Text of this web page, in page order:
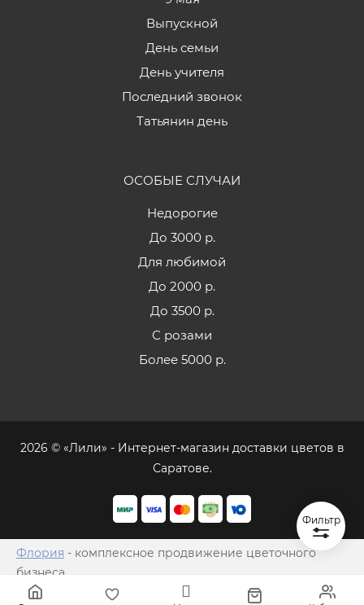
Выпускной
День семьи
День учителя
Последний звонок
Татьянин день
ОСОБЫЕ СЛУЧАИ
Недорогие
До 3000 р.
Для любимой
До 2000 р.
До 3500 р.
С розами
Более 5000 р.
2026 © «Лили» - Интернет-магазин доставки цветов в
Саратове.
Флория - комплексное продвижение цветочного
бизнеса
Фильтр